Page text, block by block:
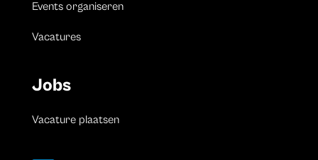
Events organiseren
Vacatures
Jobs
Vacature plaatsen